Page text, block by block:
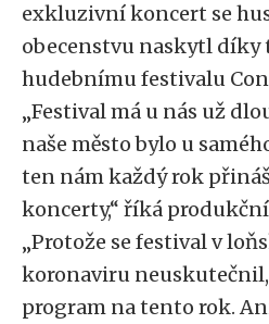
exkluzivní koncert se
obecenstvu naskytl
hudebnímu festivalu
„Festival má u nás už
naše město bylo u
ten nám každý rok
koncerty,“ říká
„Protože se festival v
koronaviru
program na tento rok.